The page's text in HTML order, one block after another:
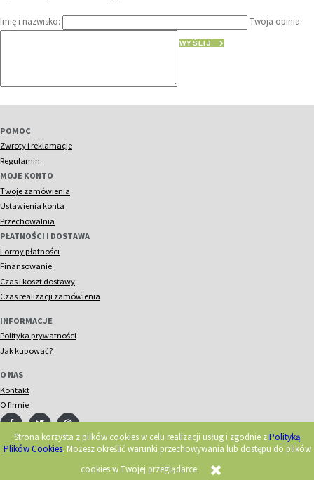
Strona korzysta z plików cookies w celu realizacji usług i zgodnie zPolityką
Plików Cookies. Możesz określić warunki przechowywania lub dostępu do plików
cookies w Twojej przeglądarce.
Imię i nazwisko: Twoja opinia:
WYŚLIJ
POMOC
Zwroty i reklamacje
Regulamin
MOJE KONTO
Twoje zamówienia
Ustawienia konta
Przechowalnia
PŁATNOŚCI I DOSTAWA
Formy płatności
Finansowanie
Czas i koszt dostawy
Czas realizacji zamówienia
INFORMACJE
Polityka prywatności
Jak kupować?
O NAS
Kontakt
O firmie
© 2018 Acorn. Wszelkie prawa zastrzeżone.